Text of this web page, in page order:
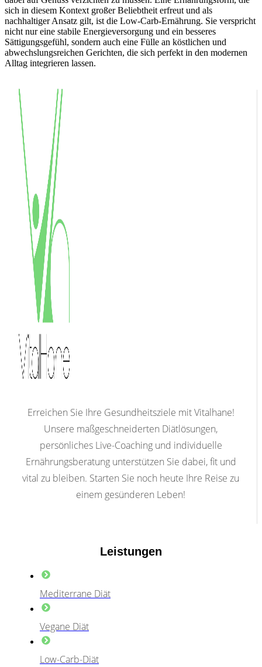
sich in diesem Kontext großer Beliebtheit erfreut und als
nachhaltiger Ansatz gilt, ist die Low-Carb-Ernährung. Sie verspricht
nicht nur eine stabile Energieversorgung und ein besseres
Sättigungsgefühl, sondern auch eine Fülle an köstlichen und
abwechslungsreichen Gerichten, die sich perfekt in den modernen
Alltag integrieren lassen.
Erreichen Sie Ihre Gesundheitsziele mit Vitalhane!
Unsere maßgeschneiderten Diätlösungen,
persönliches Live-Coaching und individuelle
Ernährungsberatung unterstützen Sie dabei, fit und
vital zu bleiben. Starten Sie noch heute Ihre Reise zu
einem gesünderen Leben!
Leistungen
Mediterrane Diät
Vegane Diät
Low-Carb-Diät